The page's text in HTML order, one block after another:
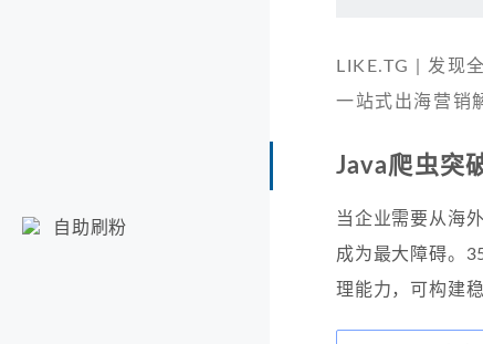
自助刷粉
LIKE.TG | 发现
一站式出海营销
Java爬虫突
当企业需要从海
成为最大障碍。
理能力，可构建